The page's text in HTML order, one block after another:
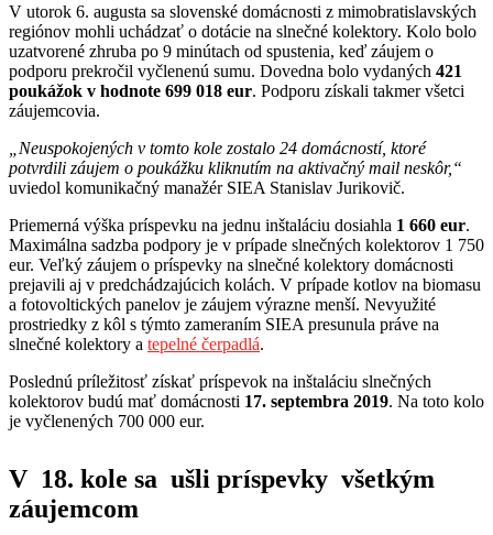
V utorok 6. augusta sa slovenské domácnosti z mimobratislavských
regiónov mohli uchádzať o dotácie na slnečné kolektory. Kolo bolo
uzatvorené zhruba po 9 minútach od spustenia, keď záujem o
podporu prekročil vyčlenenú sumu. Dovedna bolo vydaných 421
poukážok v hodnote 699 018 eur. Podporu získali takmer všetci
záujemcovia.
„Neuspokojených v tomto kole zostalo 24 domácností, ktoré
potvrdili záujem o poukážku kliknutím na aktivačný mail neskôr,“
uviedol komunikačný manažér SIEA Stanislav Jurikovič.
Priemerná výška príspevku na jednu inštaláciu dosiahla 1 660 eur.
Maximálna sadzba podpory je v prípade slnečných kolektorov 1 750
eur. Veľký záujem o príspevky na slnečné kolektory domácnosti
prejavili aj v predchádzajúcich kolách. V prípade kotlov na biomasu
a fotovoltických panelov je záujem výrazne menší. Nevyužité
prostriedky z kôl s týmto zameraním SIEA presunula práve na
slnečné kolektory a tepelné čerpadlá.
Poslednú príležitosť získať príspevok na inštaláciu slnečných
kolektorov budú mať domácnosti 17. septembra 2019. Na toto kolo
je vyčlenených 700 000 eur.
V 18. kole sa ušli príspevky všetkým
záujemcom